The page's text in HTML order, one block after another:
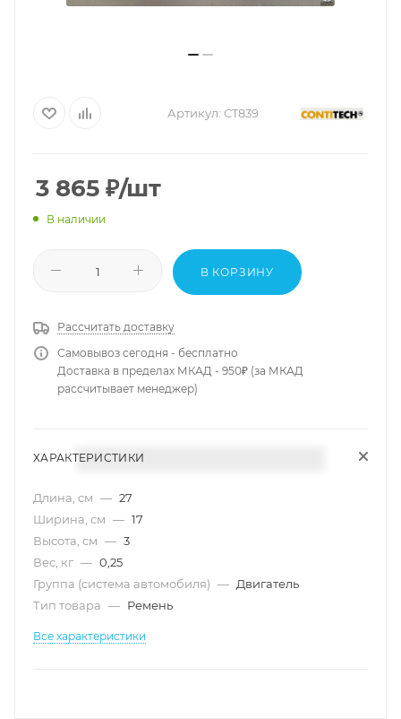
Артикул: CT839
3 865 ₽/шт
В наличии
В КОРЗИНУ
Рассчитать доставку
Самовывоз сегодня - бесплатно
Доставка в пределах МКАД - 950₽ (за МКАД
рассчитывает менеджер)
ХАРАКТЕРИСТИКИ
Длина, см — 27
Ширина, см — 17
Высота, см — 3
Вес, кг — 0,25
Группа (система автомобиля) — Двигатель
Тип товара — Ремень
Все характеристики